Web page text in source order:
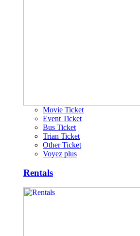
Movie Ticket
Event Ticket
Bus Ticket
Trian Ticket
Other Ticket
Voyez plus
Rentals